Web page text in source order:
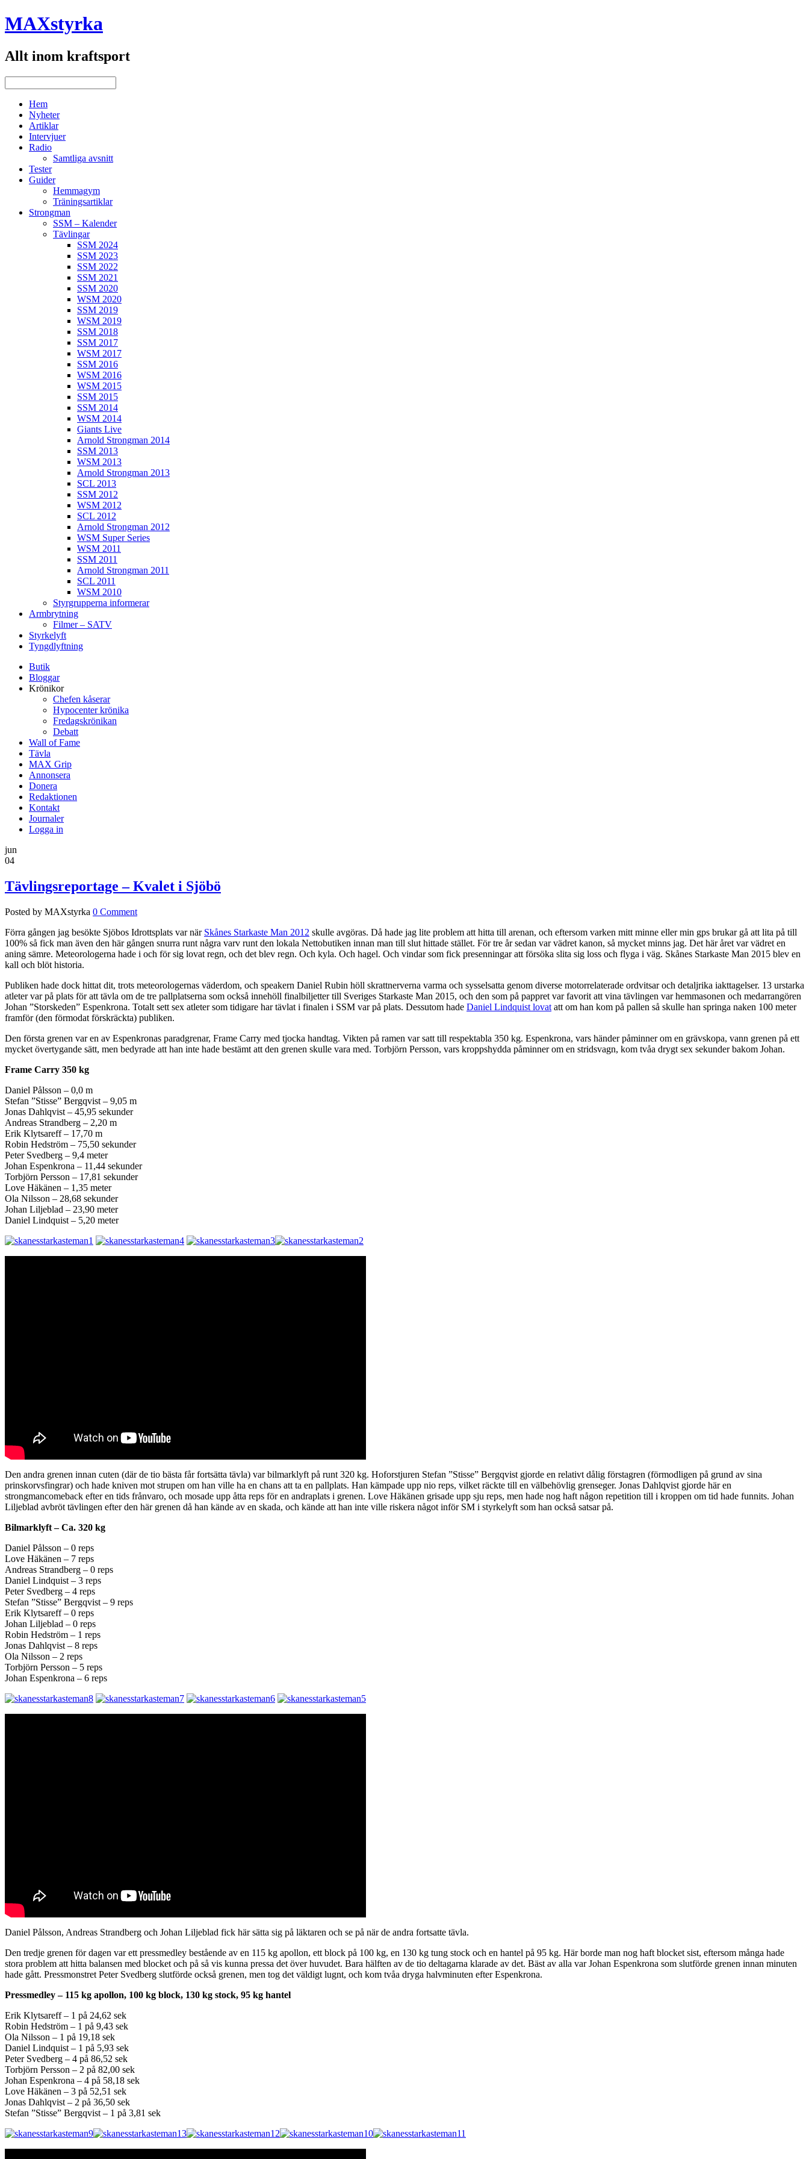
MAXstyrka
Allt inom kraftsport
Hem
Nyheter
Artiklar
Intervjuer
Radio
Samtliga avsnitt
Tester
Guider
Hemmagym
Träningsartiklar
Strongman
SSM – Kalender
Tävlingar
SSM 2024
SSM 2023
SSM 2022
SSM 2021
SSM 2020
WSM 2020
SSM 2019
WSM 2019
SSM 2018
SSM 2017
WSM 2017
SSM 2016
WSM 2016
WSM 2015
SSM 2015
SSM 2014
WSM 2014
Giants Live
Arnold Strongman 2014
SSM 2013
WSM 2013
Arnold Strongman 2013
SCL 2013
SSM 2012
WSM 2012
SCL 2012
Arnold Strongman 2012
WSM Super Series
WSM 2011
SSM 2011
Arnold Strongman 2011
SCL 2011
WSM 2010
Styrgrupperna informerar
Armbrytning
Filmer – SATV
Styrkelyft
Tyngdlyftning
Butik
Bloggar
Krönikor
Chefen kåserar
Hypocenter krönika
Fredagskrönikan
Debatt
Wall of Fame
Tävla
MAX Grip
Annonsera
Donera
Redaktionen
Kontakt
Journaler
Logga in
jun
04
Tävlingsreportage – Kvalet i Sjöbö
Posted by MAXstyrka 0 Comment
Förra gången jag besökte Sjöbos Idrottsplats var när Skånes Starkaste Man 2012 skulle avgöras. Då hade jag lite problem att hitta till arenan, och eftersom varken mitt minne eller min gps brukar gå att lita på till
100% så fick man även den här gången snurra runt några varv runt den lokala Nettobutiken innan man till slut hittade stället. För tre år sedan var vädret kanon, så mycket minns jag. Det här året var vädret en
aning sämre. Meteorologerna hade i och för sig lovat regn, och det blev regn. Och kyla. Och hagel. Och vindar som fick presenningar att försöka slita sig loss och flyga i väg. Skånes Starkaste Man 2015 blev en
kall och blöt historia.
Publiken hade dock hittat dit, trots meteorologernas väderdom, och speakern Daniel Rubin höll skrattnerverna varma och sysselsatta genom diverse motorrelaterade ordvitsar och detaljrika iakttagelser. 13 urstarka
atleter var på plats för att tävla om de tre pallplatserna som också innehöll finalbiljetter till Sveriges Starkaste Man 2015, och den som på pappret var favorit att vina tävlingen var hemmasonen och medarrangören
Johan ”Storskeden” Espenkrona. Totalt sett sex atleter som tidigare har tävlat i finalen i SSM var på plats. Dessutom hade Daniel Lindquist lovat att om han kom på pallen så skulle han springa naken 100 meter
framför (den förmodat förskräckta) publiken.
Den första grenen var en av Espenkronas paradgrenar, Frame Carry med tjocka handtag. Vikten på ramen var satt till respektabla 350 kg. Espenkrona, vars händer påminner om en grävskopa, vann grenen på ett
mycket övertygande sätt, men bedyrade att han inte hade bestämt att den grenen skulle vara med. Torbjörn Persson, vars kroppshydda påminner om en stridsvagn, kom tvåa drygt sex sekunder bakom Johan.
Frame Carry 350 kg
Daniel Pålsson – 0,0 m
Stefan ”Stisse” Bergqvist – 9,05 m
Jonas Dahlqvist – 45,95 sekunder
Andreas Strandberg – 2,20 m
Erik Klytsareff – 17,70 m
Robin Hedström – 75,50 sekunder
Peter Svedberg – 9,4 meter
Johan Espenkrona – 11,44 sekunder
Torbjörn Persson – 17,81 sekunder
Love Häkänen – 1,35 meter
Ola Nilsson – 28,68 sekunder
Johan Liljeblad – 23,90 meter
Daniel Lindquist – 5,20 meter
Den andra grenen innan cuten (där de tio bästa får fortsätta tävla) var bilmarklyft på runt 320 kg. Hoforstjuren Stefan ”Stisse” Bergqvist gjorde en relativt dålig förstagren (förmodligen på grund av sina
prinskorvsfingrar) och hade kniven mot strupen om han ville ha en chans att ta en pallplats. Han kämpade upp nio reps, vilket räckte till en välbehövlig grenseger. Jonas Dahlqvist gjorde här en
strongmancomeback efter en tids frånvaro, och mosade upp åtta reps för en andraplats i grenen. Love Häkänen grisade upp sju reps, men hade nog haft någon repetition till i kroppen om tid hade funnits. Johan
Liljeblad avbröt tävlingen efter den här grenen då han kände av en skada, och kände att han inte ville riskera något inför SM i styrkelyft som han också satsar på.
Bilmarklyft – Ca. 320 kg
Daniel Pålsson – 0 reps
Love Häkänen – 7 reps
Andreas Strandberg – 0 reps
Daniel Lindquist – 3 reps
Peter Svedberg – 4 reps
Stefan ”Stisse” Bergqvist – 9 reps
Erik Klytsareff – 0 reps
Johan Liljeblad – 0 reps
Robin Hedström – 1 reps
Jonas Dahlqvist – 8 reps
Ola Nilsson – 2 reps
Torbjörn Persson – 5 reps
Johan Espenkrona – 6 reps
Daniel Pålsson, Andreas Strandberg och Johan Liljeblad fick här sätta sig på läktaren och se på när de andra fortsatte tävla.
Den tredje grenen för dagen var ett pressmedley bestående av en 115 kg apollon, ett block på 100 kg, en 130 kg tung stock och en hantel på 95 kg. Här borde man nog haft blocket sist, eftersom många hade
stora problem att hitta balansen med blocket och på så vis kunna pressa det över huvudet. Bara hälften av de tio deltagarna klarade av det. Bäst av alla var Johan Espenkrona som slutförde grenen innan minuten
hade gått. Pressmonstret Peter Svedberg slutförde också grenen, men tog det väldigt lugnt, och kom tvåa dryga halvminuten efter Espenkrona.
Pressmedley – 115 kg apollon, 100 kg block, 130 kg stock, 95 kg hantel
Erik Klytsareff – 1 på 24,62 sek
Robin Hedström – 1 på 9,43 sek
Ola Nilsson – 1 på 19,18 sek
Daniel Lindquist – 1 på 5,93 sek
Peter Svedberg – 4 på 86,52 sek
Torbjörn Persson – 2 på 82,00 sek
Johan Espenkrona – 4 på 58,18 sek
Love Häkänen – 3 på 52,51 sek
Jonas Dahlqvist – 2 på 36,50 sek
Stefan ”Stisse” Bergqvist – 1 på 3,81 sek